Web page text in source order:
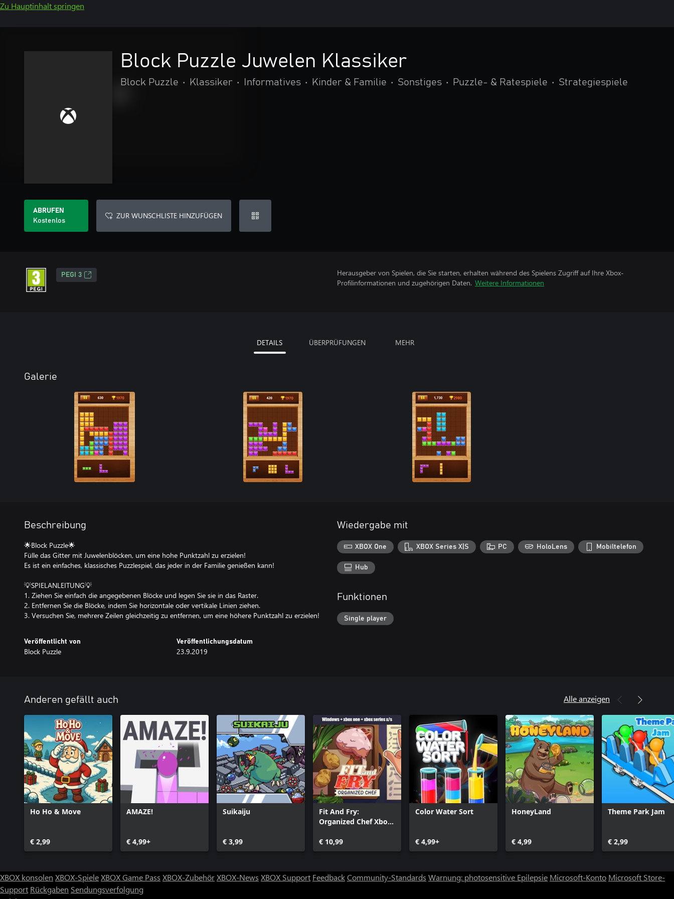
Zu Hauptinhalt springen
Block Puzzle Juwelen Klassiker
Block Puzzle • Klassiker • Informatives • Kinder & Familie • Sonstiges • Puzzle- & Ratespiele • Strategiespiele
ABRUFEN
Kostenlos
ZUR WUNSCHLISTE HINZUFÜGEN
PEGI 3
Herausgeber von Spielen, die Sie starten, erhalten während des Spielens Zugriff auf Ihre Xbox-
Profilinformationen und zugehörigen Daten. Weitere Informationen
DETAILS ÜBERPRÜFUNGEN MEHR
Galerie
Beschreibung
🌟Block Puzzle🌟
Fülle das Gitter mit Juwelenblöcken, um eine hohe Punktzahl zu erzielen!
Es ist ein einfaches, klassisches Puzzlespiel, das jeder in der Familie genießen kann!
💡SPIELANLEITUNG💡
1. Ziehen Sie einfach die angegebenen Blöcke und legen Sie sie in das Raster.
2. Entfernen Sie die Blöcke, indem Sie horizontale oder vertikale Linien ziehen.
Veröffentlicht von
Block Puzzle
Veröffentlichungsdatum
23.9.2019
Wiedergabe mit
XBOX One XBOX Series X|S PC HoloLens Mobiltelefon
Hub
Funktionen
Single player
Anderen gefällt auch Alle anzeigen
Ho Ho & Move
€ 2,99
AMAZE!
€ 4,99+
Suikaiju
€ 3,99
Fit And Fry:
Organized Chef Xbox
€ 10,99
Color Water Sort
€ 4,99+
HoneyLand
€ 4,99
Theme Park Jam
€ 2,99
XBOX konsolen XBOX-SpieleXBOX Game Pass XBOX-ZubehörXBOX-News XBOX Support FeedbackCommunity-Standards Warnung: photosensitive Epilepsie Microsoft-Konto Microsoft Store-
Support Rückgaben Sendungsverfolgung